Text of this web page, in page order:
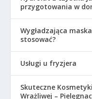
przygotowania w
Wygładzająca
stosować?
Usługi u fryzjera
Skuteczne
Wrażliwej –